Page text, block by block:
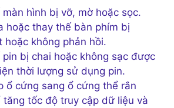
hình bị vỡ, mờ hoặc sọc.
hoặc thay thế bàn phím bị
hoặc không phản hồi.
pin bị chai hoặc không sạc được
thời lượng sử dụng pin.
ổ cứng sang ổ cứng thể rắn
tăng tốc độ truy cập dữ liệu và